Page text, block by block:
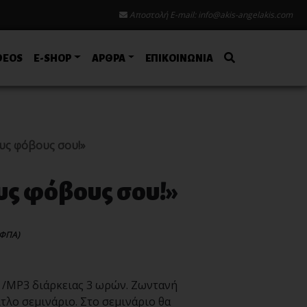
Αποστολή E-mail: info@akis-angelakis.com
E-SHOP ΑΡΘΡΑ ΕΠΙΚΟΙΝΩΝΙΑ
φόβους σου!»
φόβους σου!»
ΦΠΑ)
MP3 διάρκειας 3 ωρών. Ζωντανή
σεμινάριο. Στο σεμινάριο θα